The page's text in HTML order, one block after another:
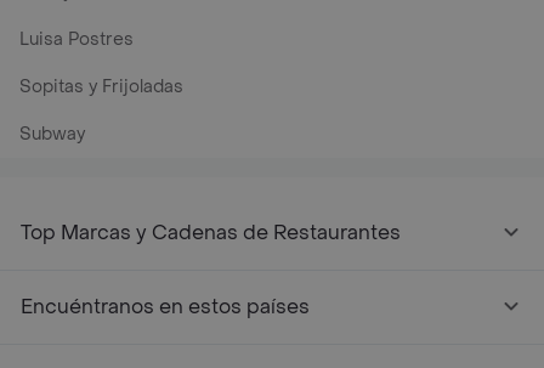
Luisa Postres
Sopitas y Frijoladas
Subway
Top Marcas y Cadenas de Restaurantes
Encuéntranos en estos países